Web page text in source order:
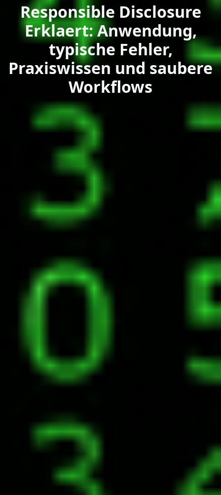
Responsible Disclosure
Erklaert: Anwendung,
typische Fehler,
Praxiswissen und saubere
Workflows